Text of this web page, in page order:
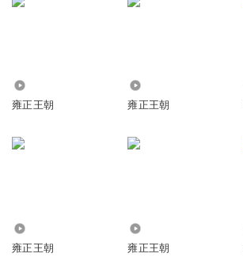
雍正王朝 雍正王朝
雍正王朝 雍正王朝